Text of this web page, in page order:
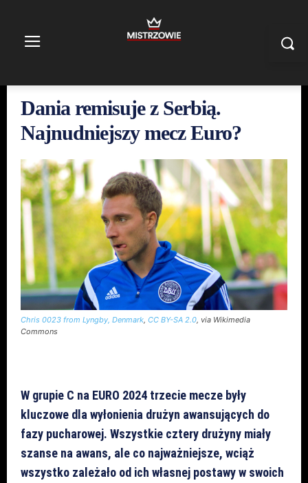
Dania remisuje z Serbią.
Najnudniejszy mecz Euro?
Chris 0023 from Lyngby, Denmark CC BY-SA 2.0 , via Wikimedia
Commons
W grupie C na EURO 2024 trzecie mecze były
kluczowe dla wyłonienia drużyn awansujących do
fazy pucharowej. Wszystkie cztery drużyny miały
szanse na awans, ale co najważniejsze, wciąż
wszystko zależało od ich własnej postawy w swoich